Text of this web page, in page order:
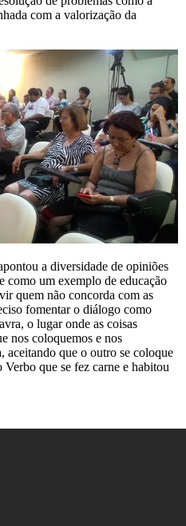
com a valorização da
a diversidade de opiniões
como um exemplo de educação
quem não concorda com as
fomentar o diálogo como
o lugar onde as coisas
nos coloquemos e nos
aceitando que o outro se coloque
que se fez carne e habitou